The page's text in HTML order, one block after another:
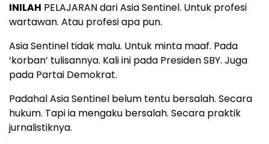
INILAH PELAJARAN dari Asia Sentinel. Untuk profesi
wartawan. Atau profesi apa pun.
Asia Sentinel tidak malu. Untuk minta maaf. Pada
‘korban’ tulisannya. Kali ini pada Presiden SBY. Juga
pada Partai Demokrat.
Padahal Asia Sentinel belum tentu bersalah. Secara
hukum. Tapi ia mengaku bersalah. Secara praktik
jurnalistiknya.